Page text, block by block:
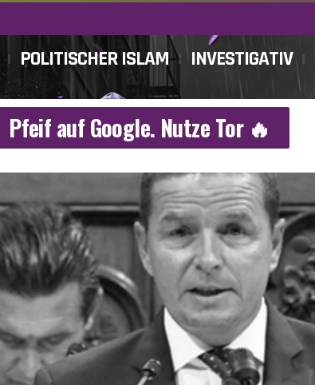
POLITISCHER ISLAM INVESTIGATIV
Pfeif auf Google. Nutze Tor 🔥